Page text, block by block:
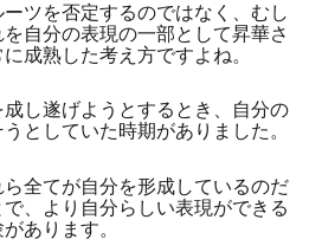
ツを否定するのではなく、むし
自分の表現の一部として昇華さ
成熟した考え方ですよね。
し遂げようとするとき、自分の
としていた時期がありました。
全てが自分を形成しているのだ
、より自分らしい表現ができる
あります。